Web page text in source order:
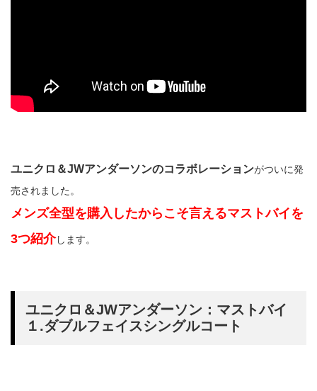
ユニクロ＆JWアンダーソンのコラボレーションがついに発
売されました。
メンズ全型を購入したからこそ言えるマストバイを
3つ紹介します。
ユニクロ＆JWアンダーソン：マストバイ
１.ダブルフェイスシングルコート